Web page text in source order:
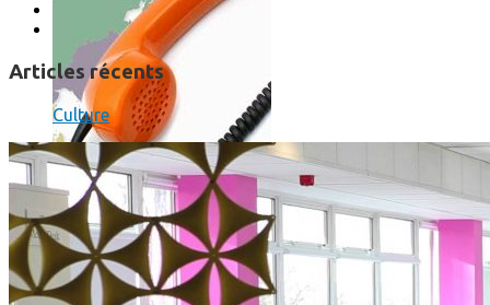
SmartPhone
Articles récents
Culture